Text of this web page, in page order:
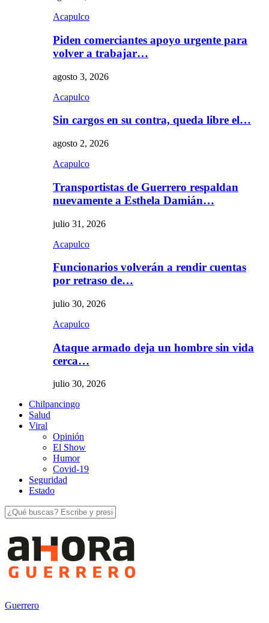
Acapulco
Piden comerciantes apoyo urgente para
volver a trabajar…
agosto 3, 2026
Acapulco
Sin cargos en su contra, queda libre el…
agosto 2, 2026
Acapulco
Transportistas de Guerrero respaldan
nuevamente a Esthela Damián…
julio 31, 2026
Acapulco
Funcionarios volverán a rendir cuentas
por retraso de…
julio 30, 2026
Acapulco
Ataque armado deja un hombre sin vida
cerca…
julio 30, 2026
Chilpancingo
Salud
Viral
Opinión
El Show
Humor
Covid-19
Seguridad
Estado
Guerrero